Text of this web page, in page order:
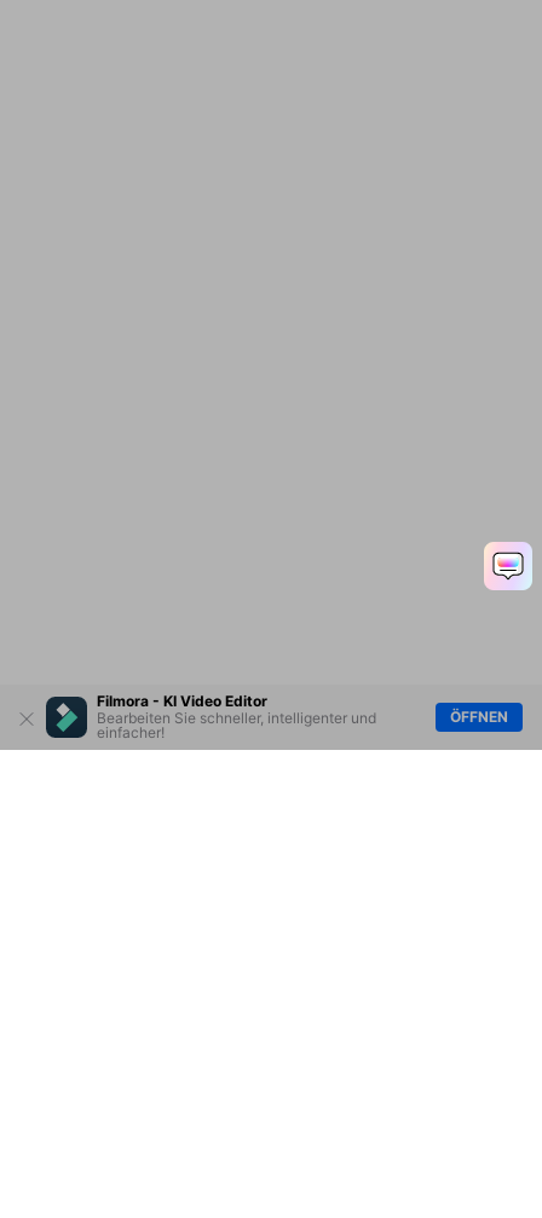
Filmora - KI Video Editor
Bearbeiten Sie schneller, intelligenter und
einfacher!
ÖFFNEN